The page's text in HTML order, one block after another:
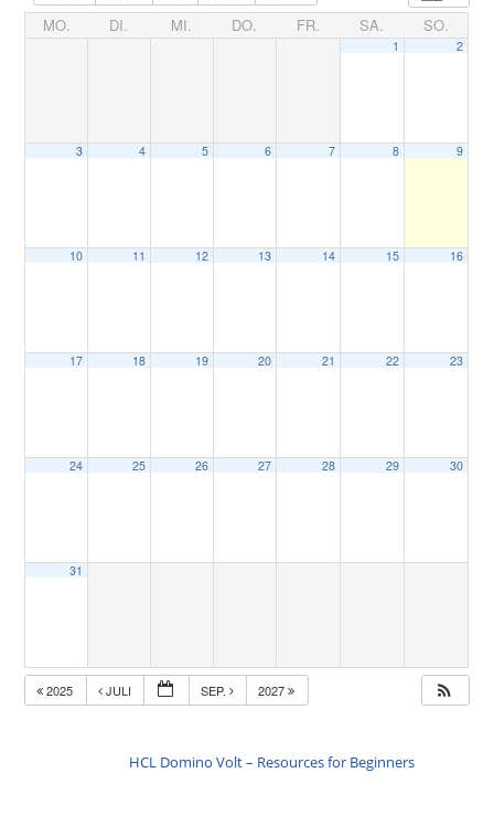
MO. DI. MI. DO. FR. SA. SO.
1 2
3 4 5 6 7 8 9
10 11 12 13 14 15 16
17 18 19 20 21 22 23
24 25 26 27 28 29 30
31
2025 JULI SEP. 2027
HCL Domino Volt – Resources for Beginners